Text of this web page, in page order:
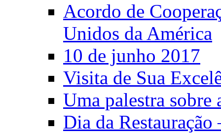
Acordo de
Unidos da América
10 de junho 2017
Visita de Sua
Uma palestra sobre
Dia da Restauração